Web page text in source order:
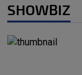
SHOWBIZ